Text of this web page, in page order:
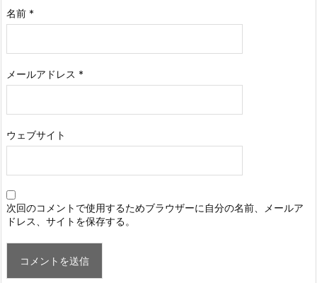
名前 *
メールアドレス *
ウェブサイト
次回のコメントで使用するためブラウザーに自分の名前、メールア
ドレス、サイトを保存する。